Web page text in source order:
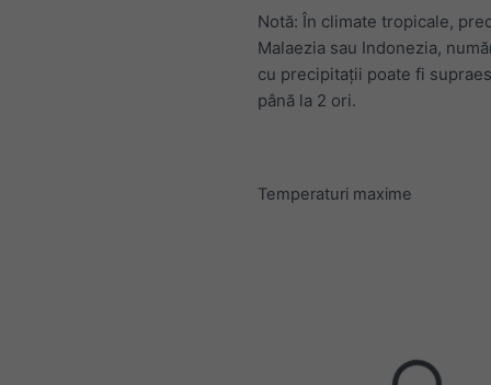
Notă: În climate tropicale,
Malaezia sau Indonezia,
cu precipitații poate fi
până la 2 ori.
Temperaturi maxime